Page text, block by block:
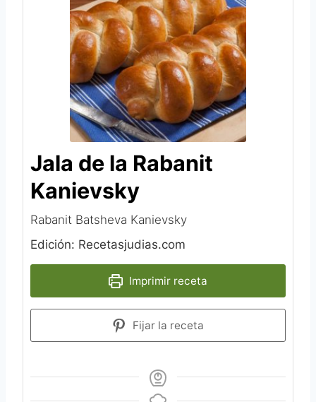
Jala de la Rabanit
Kanievsky
Rabanit Batsheva Kanievsky
Edición: Recetasjudias.com
Imprimir receta
Fijar la receta